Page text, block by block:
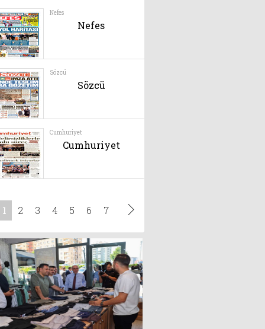
Dr. Ali YILMAZ
Ülkemizi Saran
Yüzyılın Belası!
4 Ağustos 2025
Doç. Dr. Murat Gül
Korona virüs
erkeklerde sertleşme
bozukluğuna neden
2023Doç. Dr. Alaaddin
Nayman
Varis tedavinizi
ertelemeyin!
2023
MUSUNUZ O’NUN
2024
Op .Dr. Nurten
Yavuz
ZEHİRDEN GELEN
GÜZELLİK; DÜNDEN
BOTOKS
2024 Ramazan Çınar
Eşitsizlik